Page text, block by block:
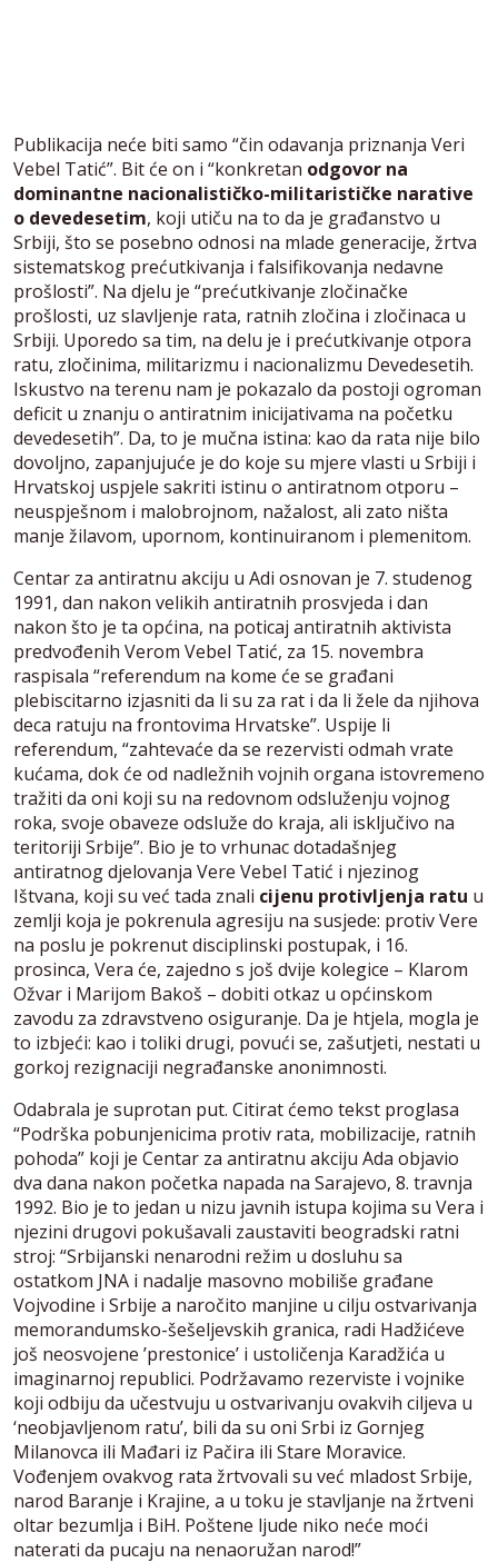
Publikacija neće biti samo “čin odavanja priznanja Veri
Vebel Tatić”. Bit će on i “konkretan odgovor na
dominantne nacionalističko-militarističke narative
o devedesetim, koji utiču na to da je građanstvo u
Srbiji, što se posebno odnosi na mlade generacije, žrtva
sistematskog prećutkivanja i falsifikovanja nedavne
prošlosti”. Na djelu je “prećutkivanje zločinačke
prošlosti, uz slavljenje rata, ratnih zločina i zločinaca u
Srbiji. Uporedo sa tim, na delu je i prećutkivanje otpora
ratu, zločinima, militarizmu i nacionalizmu Devedesetih.
Iskustvo na terenu nam je pokazalo da postoji ogroman
deficit u znanju o antiratnim inicijativama na početku
devedesetih”. Da, to je mučna istina: kao da rata nije bilo
dovoljno, zapanjujuće je do koje su mjere vlasti u Srbiji i
Hrvatskoj uspjele sakriti istinu o antiratnom otporu –
neuspješnom i malobrojnom, nažalost, ali zato ništa
manje žilavom, upornom, kontinuiranom i plemenitom.
Centar za antiratnu akciju u Adi osnovan je 7. studenog
1991, dan nakon velikih antiratnih prosvjeda i dan
nakon što je ta općina, na poticaj antiratnih aktivista
predvođenih Verom Vebel Tatić, za 15. novembra
raspisala “referendum na kome će se građani
plebiscitarno izjasniti da li su za rat i da li žele da njihova
deca ratuju na frontovima Hrvatske”. Uspije li
referendum, “zahtevaće da se rezervisti odmah vrate
kućama, dok će od nadležnih vojnih organa istovremeno
tražiti da oni koji su na redovnom odsluženju vojnog
roka, svoje obaveze odsluže do kraja, ali isključivo na
teritoriji Srbije”. Bio je to vrhunac dotadašnjeg
antiratnog djelovanja Vere Vebel Tatić i njezinog
Ištvana, koji su već tada znali cijenu protivljenja ratu u
zemlji koja je pokrenula agresiju na susjede: protiv Vere
na poslu je pokrenut disciplinski postupak, i 16.
prosinca, Vera će, zajedno s još dvije kolegice – Klarom
Ožvar i Marijom Bakoš – dobiti otkaz u općinskom
zavodu za zdravstveno osiguranje. Da je htjela, mogla je
to izbjeći: kao i toliki drugi, povući se, zašutjeti, nestati u
gorkoj rezignaciji negrađanske anonimnosti.
Odabrala je suprotan put. Citirat ćemo tekst proglasa
“Podrška pobunjenicima protiv rata, mobilizacije, ratnih
pohoda” koji je Centar za antiratnu akciju Ada objavio
dva dana nakon početka napada na Sarajevo, 8. travnja
1992. Bio je to jedan u nizu javnih istupa kojima su Vera i
njezini drugovi pokušavali zaustaviti beogradski ratni
stroj: “Srbijanski nenarodni režim u dosluhu sa
ostatkom JNA i nadalje masovno mobiliše građane
Vojvodine i Srbije a naročito manjine u cilju ostvarivanja
memorandumsko-šešeljevskih granica, radi Hadžićeve
još neosvojene ’prestonice’ i ustoličenja Karadžića u
imaginarnoj republici. Podržavamo rezerviste i vojnike
koji odbiju da učestvuju u ostvarivanju ovakvih ciljeva u
‘neobjavljenom ratu’, bili da su oni Srbi iz Gornjeg
Milanovca ili Mađari iz Pačira ili Stare Moravice.
Vođenjem ovakvog rata žrtvovali su već mladost Srbije,
narod Baranje i Krajine, a u toku je stavljanje na žrtveni
oltar bezumlja i BiH. Poštene ljude niko neće moći
naterati da pucaju na nenaoružan narod!”